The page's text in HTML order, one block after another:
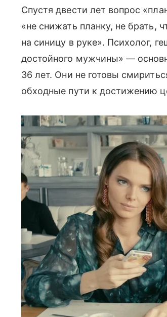
Спустя двести лет вопрос
«не снижать планку, не брать,
на синицу в руке». Психолог,
достойного мужчины» —
36 лет. Они не готовы
обходные пути к достижению